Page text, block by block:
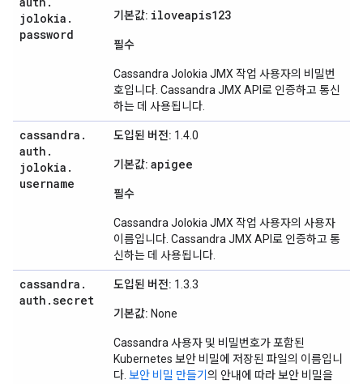
jolokia .
password
기본값: iloveapis123
필수
Cassandra Jolokia JMX 작업 사용자의 비밀번
호입니다. Cassandra JMX API로 인증하고 통신
하는 데 사용됩니다.
cassandra .
auth .
jolokia .
username
도입된 버전: 1.4.0
기본값: apigee
필수
Cassandra Jolokia JMX 작업 사용자의 사용자
이름입니다. Cassandra JMX API로 인증하고 통
신하는 데 사용됩니다.
cassandra .
auth .secret
도입된 버전: 1.3.3
기본값: None
Cassandra 사용자 및 비밀번호가 포함된
Kubernetes 보안 비밀에 저장된 파일의 이름입니
다. 보안 비밀 만들기 의 안내에 따라 보안 비밀을